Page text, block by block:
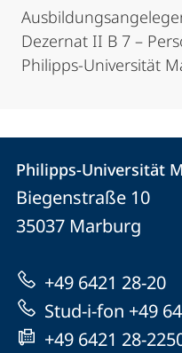
Dezernat II B 7 –
Philipps-Universität
Kontakt
und
Informationen
zur
Website
Philipps-
Universität
Philipps-Universität
Biegenstraße 10
35037 Marburg
+49 6421 28-20
Stud-i-fon +49
+49 6421 28-